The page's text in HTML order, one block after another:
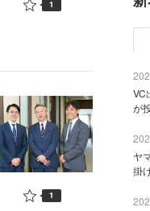
1
1
VC
が
ヤ
掛